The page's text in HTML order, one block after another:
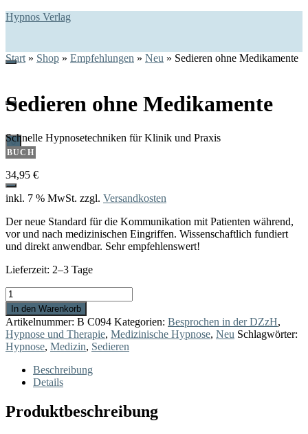
Hypnos Verlag
0
Start » Shop » Empfehlungen » Neu » Sedieren ohne Medikamente
Sedieren ohne Medikamente
Schnelle Hypnosetechniken für Klinik und Praxis
BUCH
34,95 €
inkl. 7 % MwSt. zzgl. Versandkosten
Der neue Standard für die Kommunikation mit Patienten während,
vor und nach medizinischen Eingriffen. Wissenschaftlich fundiert
und direkt anwendbar. Sehr empfehlenswert!
Lieferzeit: 2–3 Tage
Sedieren
ohne
Medikamente
Menge
In den Warenkorb
Artikelnummer: B C094 Kategorien: Besprochen in der DZzH,
Hypnose und Therapie, Medizinische Hypnose, Neu Schlagwörter:
Hypnose, Medizin, Sedieren
Beschreibung
Details
Produktbeschreibung